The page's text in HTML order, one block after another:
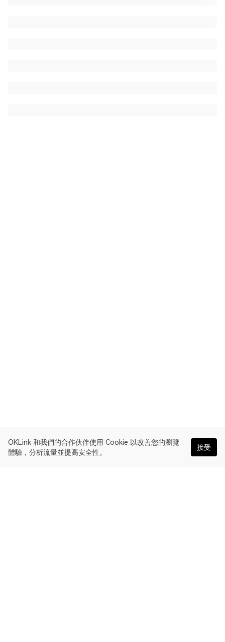
OKLink 和我們的合作伙伴使用 Cookie 以改善您的瀏覽
體驗，分析流量並提高安全性。
接受